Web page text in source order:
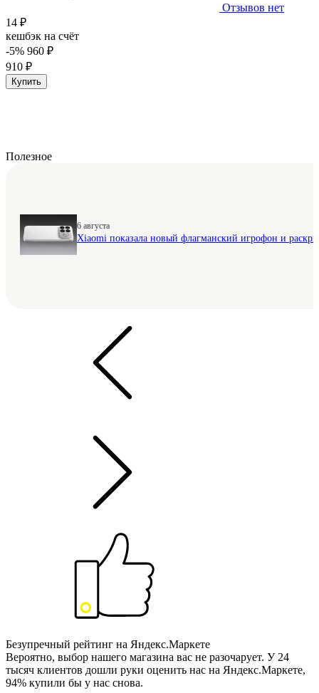
Отзывов нет
14 ₽
кешбэк на счёт
-5% 960 ₽
910 ₽
Купить
Полезное
6 августа
Xiaomi показала новый флагманский игрофон и
Безупречный рейтинг на Яндекс.Маркете
Вероятно, выбор нашего магазина вас не разочарует. У 24
тысяч клиентов дошли руки оценить нас на Яндекс.Маркете,
94% купили бы у нас снова.